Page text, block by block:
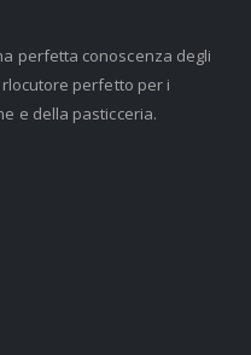
perfetta conoscenza degli
perfetto per i
e della pasticceria.